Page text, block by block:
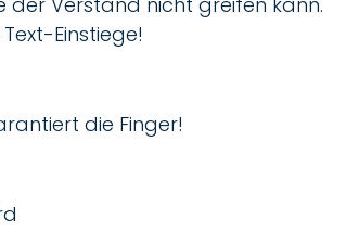
Einstiege!
die Finger!